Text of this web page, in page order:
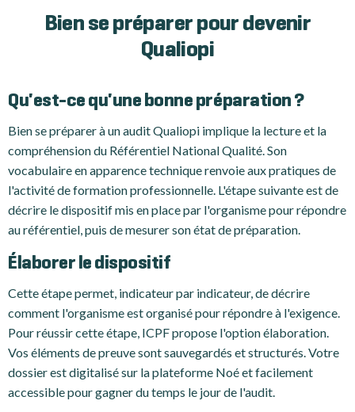
Bien se préparer pour devenir
Qualiopi
Qu'est-ce qu'une bonne préparation ?
Bien se préparer à un audit Qualiopi implique la lecture et la
compréhension du Référentiel National Qualité. Son
vocabulaire en apparence technique renvoie aux pratiques de
l'activité de formation professionnelle. L'étape suivante est de
décrire le dispositif mis en place par l'organisme pour répondre
au référentiel, puis de mesurer son état de préparation.
Élaborer le dispositif
Cette étape permet, indicateur par indicateur, de décrire
comment l'organisme est organisé pour répondre à l'exigence.
Pour réussir cette étape, ICPF propose l'option élaboration.
Vos éléments de preuve sont sauvegardés et structurés. Votre
dossier est digitalisé sur la plateforme Noé et facilement
accessible pour gagner du temps le jour de l'audit.